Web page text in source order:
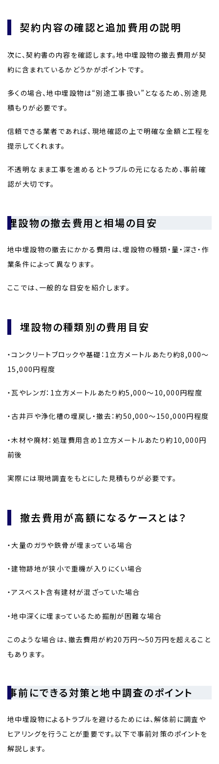
契約内容の確認と追加費用の説明
次に、契約書の内容を確認します。地中埋設物の撤去費用が契
約に含まれているかどうかがポイントです。
多くの場合、地中埋設物は“別途工事扱い”となるため、別途見
積もりが必要です。
信頼できる業者であれば、現地確認の上で明確な金額と工程を
提示してくれます。
不透明なまま工事を進めるとトラブルの元になるため、事前確
認が大切です。
埋設物の撤去費用と相場の目安
地中埋設物の撤去にかかる費用は、埋設物の種類・量・深さ・作
業条件によって異なります。
ここでは、一般的な目安を紹介します。
埋設物の種類別の費用目安
・コンクリートブロックや基礎：1立方メートルあたり約8,000〜
15,000円程度
・瓦やレンガ：1立方メートルあたり約5,000〜10,000円程度
・古井戸や浄化槽の埋戻し・撤去：約50,000〜150,000円程度
・木材や廃材：処理費用含め1立方メートルあたり約10,000円
前後
実際には現地調査をもとにした見積もりが必要です。
撤去費用が高額になるケースとは？
・大量のガラや鉄骨が埋まっている場合
・建物跡地が狭小で重機が入りにくい場合
・アスベスト含有建材が混ざっていた場合
・地中深くに埋まっているため掘削が困難な場合
このような場合は、撤去費用が約20万円〜50万円を超えること
もあります。
事前にできる対策と地中調査のポイント
地中埋設物によるトラブルを避けるためには、解体前に調査や
ヒアリングを行うことが重要です。以下で事前対策のポイントを
解説します。